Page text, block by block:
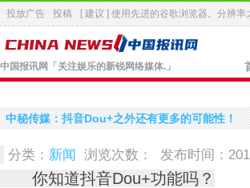
投放广告 投稿 [ 建议 ] 使用先进的谷歌浏览器。分辨率
中国报讯网 「关注娱乐的新锐网络媒体.」
中秘传媒：抖音Dou+之外还有更多的可能性！
分类： 新闻 浏览次数： 发布时间：
你知道抖音Dou+功能吗？